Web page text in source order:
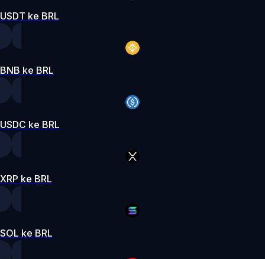
USDT ke BRL
BNB ke BRL
USDC ke BRL
XRP ke BRL
SOL ke BRL